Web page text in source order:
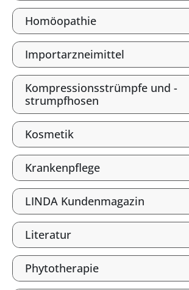
Homöopathie
Importarzneimittel
Kompressionsstrümpfe und -
strumpfhosen
Kosmetik
Krankenpflege
LINDA Kundenmagazin
Literatur
Phytotherapie